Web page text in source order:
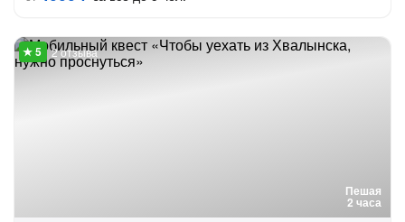
Пешая
2 часа
2 отзыва